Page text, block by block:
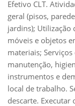
Efetivo CLT.
geral (pisos,
jardins); Utilização
móveis e objetos
materiais;
manutenção,
instrumentos e
local de trabalho.
descarte.